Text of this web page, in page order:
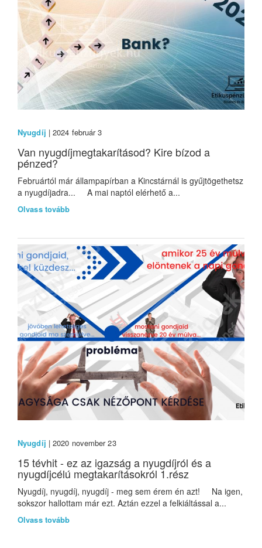
Nyugdíj | 2024 február 3
Van nyugdíjmegtakarításod? Kire bízod a
pénzed?
Februártól már állampapírban a Kincstárnál is gyűjtögethetsz
a nyugdíjadra... A mai naptól elérhető a...
Olvass tovább
Nyugdíj | 2020 november 23
15 tévhit - ez az igazság a nyugdíjról és a
nyugdíjcélú megtakarításokról 1.rész
Nyugdíj, nyugdíj, nyugdíj - meg sem érem én azt! Na igen,
sokszor hallottam már ezt. Aztán ezzel a felkiáltással a...
Olvass tovább